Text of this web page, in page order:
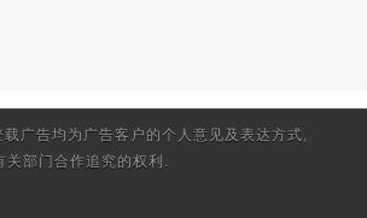
广告均为广告客户的个人意见及表达方式,
关部门合作追究的权利.